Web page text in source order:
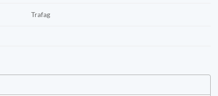
Trafag